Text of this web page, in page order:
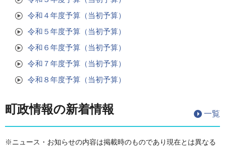
令和４年度予算（当初予算）
令和５年度予算（当初予算）
令和６年度予算（当初予算）
令和７年度予算（当初予算）
令和８年度予算（当初予算）
町政情報の新着情報 一覧
※ニュース・お知らせの内容は掲載時のものであり現在とは異なる